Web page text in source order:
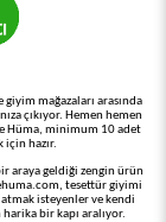
mağazaları arasında
çıkıyor. Hemen hemen
Hüma, minimum 10 adet
için hazır.
araya geldiği zengin ürün
tesettür giyimi
atmak isteyenler ve kendi
bir kapı aralıyor.